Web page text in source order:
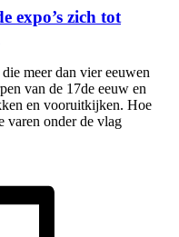
expo’s zich tot
meer dan vier eeuwen
van de 17de eeuw en
en vooruitkijken. Hoe
varen onder de vlag